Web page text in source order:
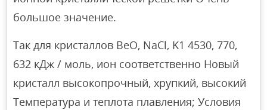
большое значение.
Так для кристаллов BeO, NaCl, K1 4530, 770,
632 кДж / моль, ион соответственно Новый
кристалл высокопрочный, хрупкий, высокий
Температура и теплота плавления; Условия